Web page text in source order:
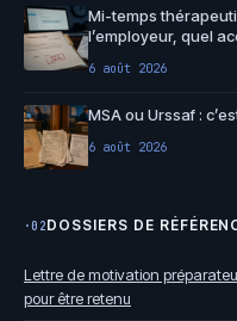
Mi-temps
l’employeur, quel
6 août 2026
MSA ou Urssaf :
6 août 2026
·02DOSSIERS DE
Lettre de motivation
pour être retenu